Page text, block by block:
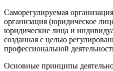
Саморегулируемая
организация (юридическое
юридические лица и
созданная с целью
профессиональной
Основные принципы